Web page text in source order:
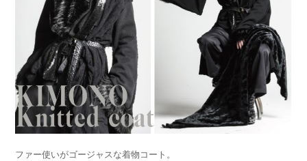
ファー使いがゴージャスな着物コート。